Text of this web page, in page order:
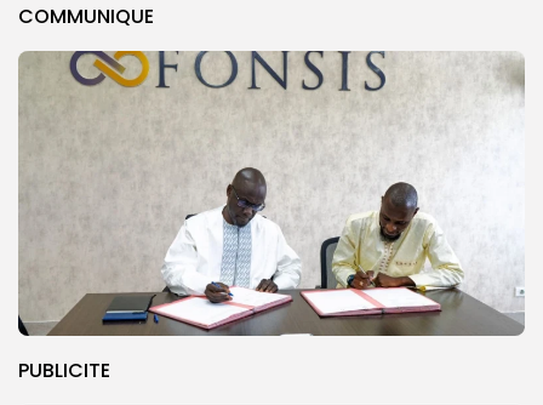
COMMUNIQUE
PUBLICITE